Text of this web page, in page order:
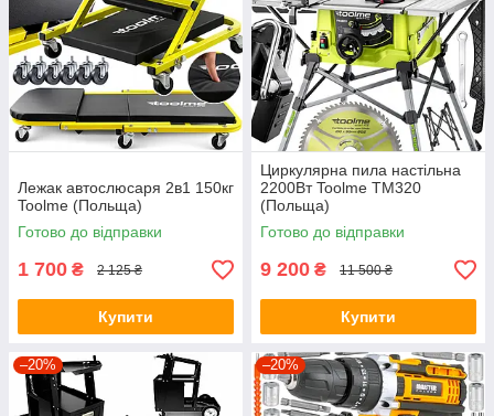
Лежак автослюсаря 2в1 150кг
Toolme (Польща)
Готово до відправки
1 700 ₴ 2 125 ₴
Купити
Циркулярна пила настільна
2200Вт Toolme TM320
(Польща)
Готово до відправки
9 200 ₴ 11 500 ₴
Купити
–20% –20%